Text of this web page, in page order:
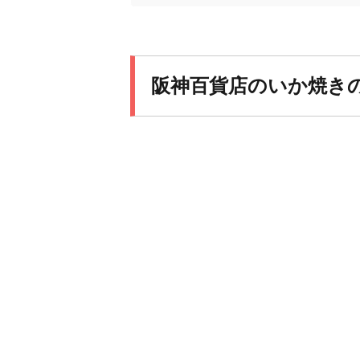
阪神百貨店のいか焼き